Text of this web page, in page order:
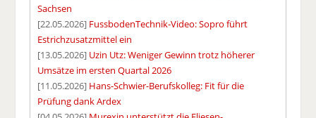
Sachsen
[22.05.2026] FussbodenTechnik-Video: Sopro führt
Estrichzusatzmittel ein
[13.05.2026] Uzin Utz: Weniger Gewinn trotz höherer
Umsätze im ersten Quartal 2026
[11.05.2026] Hans-Schwier-Berufskolleg: Fit für die
Prüfung dank Ardex